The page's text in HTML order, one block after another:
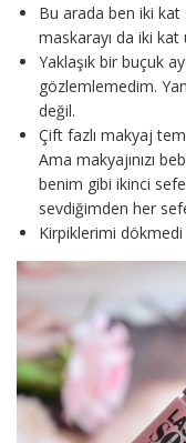
Bu arada ben iki
maskarayı da iki
Yaklaşık bir buçuk
gözlemlemedim.
değil.
Çift fazlı makyaj
Ama makyajınızı
benim gibi ikinci
sevdiğimden her
Kirpiklerimi